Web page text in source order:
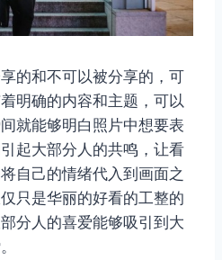
的和不可以被分享的，可
明确的内容和主题，可以
就能够明白照片中想要表
起大部分人的共鸣，让看
自己的情绪代入到画面之
只是华丽的好看的工整的
分人的喜爱能够吸引到大